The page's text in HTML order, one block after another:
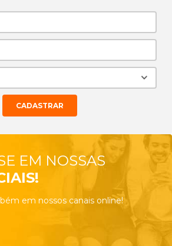
EM NOSSAS
em nossos canais online!